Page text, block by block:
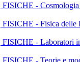
- Cosmologia
- Fisica delle
- Laboratori
- Teorie e